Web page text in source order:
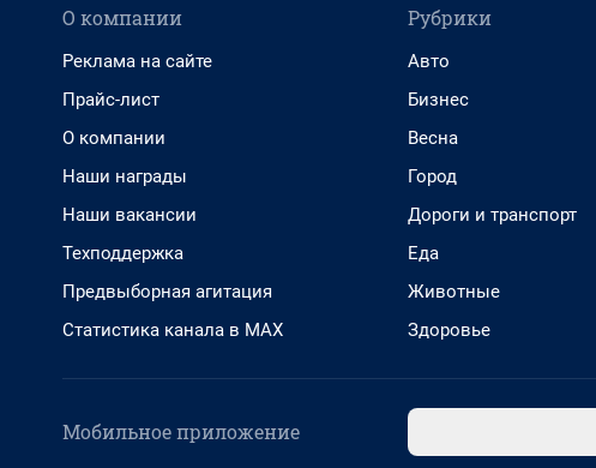
О компании
Реклама на сайте
Прайс-лист
О компании
Наши награды
Наши вакансии
Техподдержка
Предвыборная агитация
Статистика канала в MAX
Рубрики
Авто
Бизнес
Весна
Город
Дороги и транспорт
Еда
Животные
Здоровье
Мобильное приложение